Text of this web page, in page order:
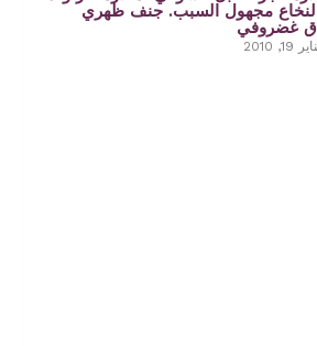
النخاع مجهول السبب. جنف ظهري
غضروفي
19, 2010